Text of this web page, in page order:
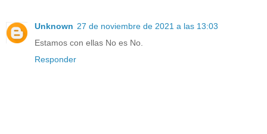
Unknown 27 de noviembre de 2021 a las 13:03
Estamos con ellas No es No.
Responder